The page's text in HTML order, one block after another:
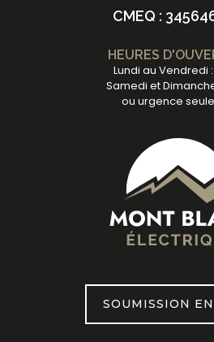
CMEQ :
HEURES
Lundi au Vendredi
Samedi et
ou urgence
SOUMISSION